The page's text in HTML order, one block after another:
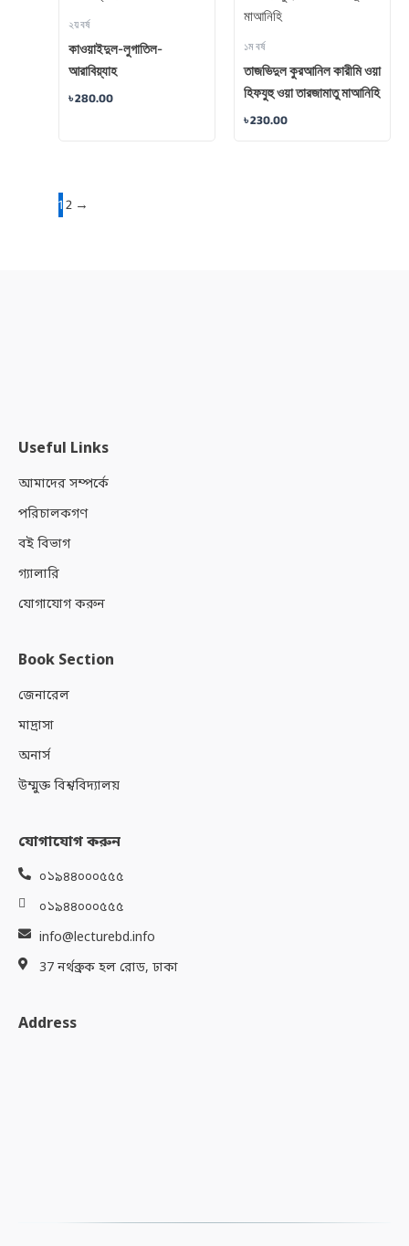
২য় বর্ষ
কাওয়াইদুল-লুগাতিল-
আরাবিয়্যাহ
৳280.00
১ম বর্ষ
তাজভিদুল কুরআনিল কারীমি ওয়া
হিফযুহু ওয়া তারজামাতু মাআনিহি
৳230.00
12 →
Useful Links
আমাদের সম্পর্কে
পরিচালকগণ
বই বিভাগ
গ্যালারি
যোগাযোগ করুন
Book Section
জেনারেল
মাদ্রাসা
অনার্স
উম্মুক্ত বিশ্ববিদ্যালয়
যোগাযোগ করুন
০১৯৪৪০০০৫৫৫
০১৯৪৪০০০৫৫৫
info@lecturebd.info
37 নর্থব্রুক হল রোড, ঢাকা
Address